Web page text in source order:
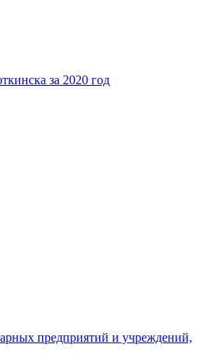
за 2020 год
предприятий и учреждений,